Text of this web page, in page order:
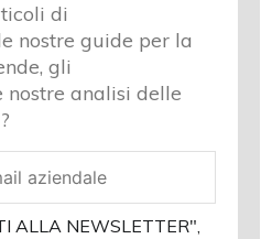
di
nostre guide per la
gli
analisi delle
ALLA NEWSLETTER",